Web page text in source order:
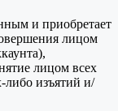
и приобретает
лицом
лицом всех
либо изъятий и/